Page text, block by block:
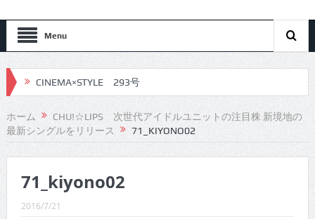
Menu
CINEMA×STYLE 293号
CINEMA×STYLE 292号
CINEMA×STYLE 291号
CINEMA×STYLE 289号
ホーム
CHU!☆LIPS 次世代アイドルユニットの注目株 新境地の
最新シングルをリリース
71_KIYONO02
71_kiyono02
2016/7/21